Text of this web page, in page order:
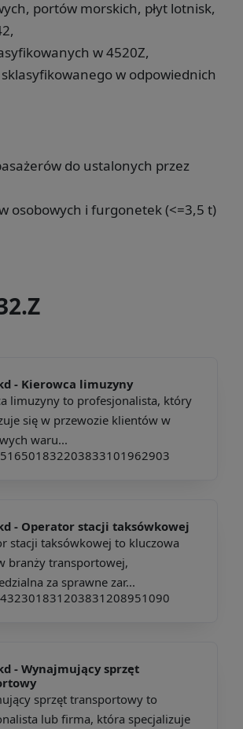
portów morskich, płyt lotnisk,
w 4520Z,
w odpowiednich
do ustalonych przez
osobowych i furgonetek (<=3,5 t)
- Kierowca limuzyny
limuzyny to profesjonalista, który
się w przewozie klientów w
waru...
516501832203833101 962903
- Operator stacji taksówkowej
stacji taksówkowej to kluczowa
branży transportowej,
za sprawne zar...
432301831203831208951090
-Wynajmujący sprzęt
sprzęt transportowy to
lub firma, która specjalizuje